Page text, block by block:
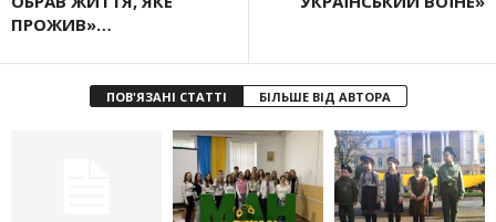
ПРОЖИВ»…
ПОВ'ЯЗАНІ СТАТТІ БІЛЬШЕ ВІД АВТОРА